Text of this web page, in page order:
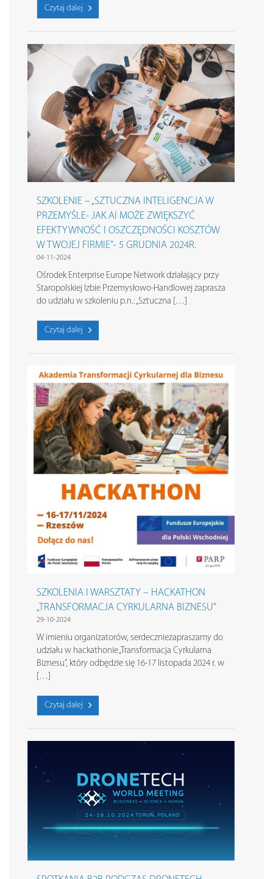
Czytaj dalej
SZKOLENIE – „SZTUCZNA INTELIGENCJA W
PRZEMYŚLE- JAK AI MOŻE ZWIĘKSZYĆ
EFEKTYWNOŚĆ I OSZCZĘDNOŚCI KOSZTÓW
W TWOJEJ FIRMIE”- 5 GRUDNIA 2024R.
04-11-2024
Ośrodek Enterprise Europe Network działający przy
Staropolskiej Izbie Przemysłowo-Handlowej zaprasza
do udziału w szkoleniu p.n.: „Sztuczna […]
Czytaj dalej
SZKOLENIA I WARSZTATY – HACKATHON
„TRANSFORMACJA CYRKULARNA BIZNESU”
29-10-2024
W imieniu organizatorów, serdeczniezapraszamy do
udziału w hackathonie „Transformacja Cyrkularna
Biznesu”, który odbędzie się 16-17 listopada 2024 r. w
[…]
Czytaj dalej